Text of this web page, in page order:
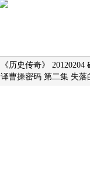
《历史传奇》 20120204
译曹操密码 第二集 失落